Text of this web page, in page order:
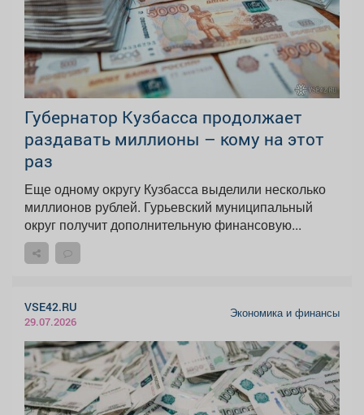
Губернатор Кузбасса продолжает
раздавать миллионы – кому на этот
раз
Еще одному округу Кузбасса выделили несколько
миллионов рублей. Гурьевский муниципальный
округ получит дополнительную финансовую...
VSE42.RU
29.07.2026
Экономика и финансы